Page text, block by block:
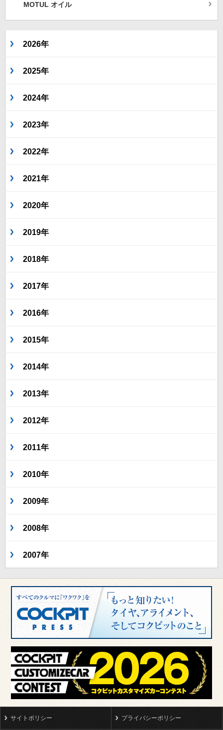
MOTUL オイル
2026年
2025年
2024年
2023年
2022年
2021年
2020年
2019年
2018年
2017年
2016年
2015年
2014年
2013年
2012年
2011年
2010年
2009年
2008年
2007年
サイトポリシー プライバシーポリシー